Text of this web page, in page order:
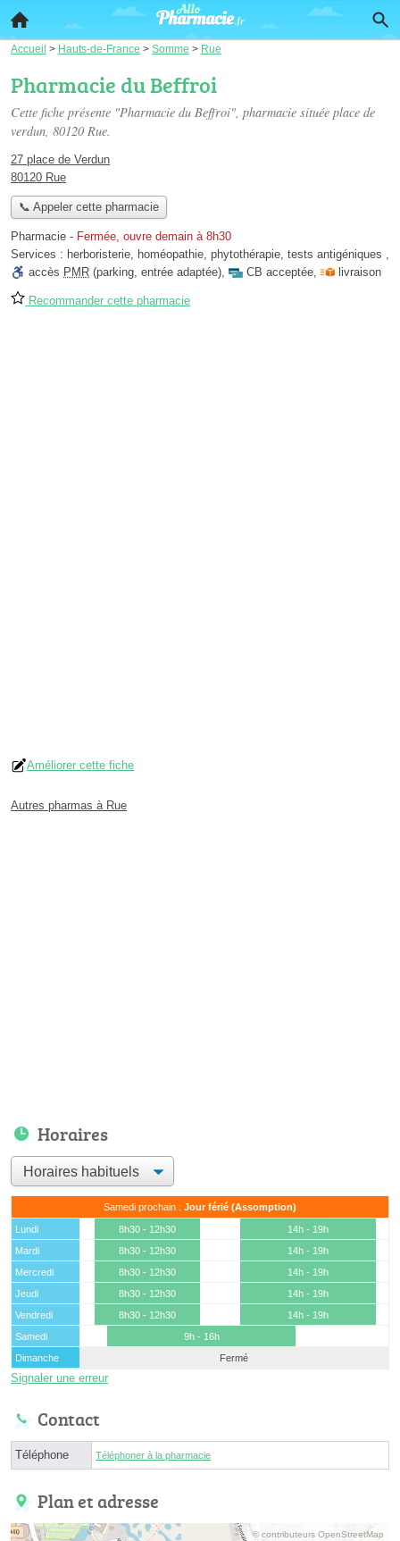
Accueil > Hauts-de-France > Somme > Rue
Pharmacie du Beffroi
Cette fiche présente "Pharmacie du Beffroi", pharmacie située place de
verdun, 80120 Rue.
27 place de Verdun
80120 Rue
📞 Appeler cette pharmacie
Pharmacie - Fermée, ouvre demain à 8h30
Services : herboristerie, homéopathie, phytothérapie, tests antigéniques ,
accès PMR (parking, entrée adaptée), CB acceptée, livraison
Recommander cette pharmacie
Améliorer cette fiche
Autres pharmas à Rue
Horaires
Samedi prochain : Jour férié (Assomption)
Lundi 8h30 - 12h30
14h - 19h
Mardi
8h30 - 12h30
14h - 19h
Mercredi
8h30 - 12h30
14h - 19h
Jeudi
8h30 - 12h30
14h - 19h
Vendredi
8h30 - 12h30
14h - 19h
Samedi
9h - 16h
Dimanche
Fermé
Signaler une erreur
Contact
Téléphone Téléphoner à la pharmacie
Plan et adresse
© contributeurs OpenStreetMap